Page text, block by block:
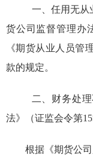
一、任用无从
货公司监督管理办
《期货从业人员管
款的规定。
二、财务处理
法》（证监会令第
根据《期货公